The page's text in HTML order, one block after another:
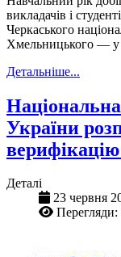
викладачів і
Черкаського
Хмельницького — у
Детальніше...
України
Деталі
23 червня
Перегляди: